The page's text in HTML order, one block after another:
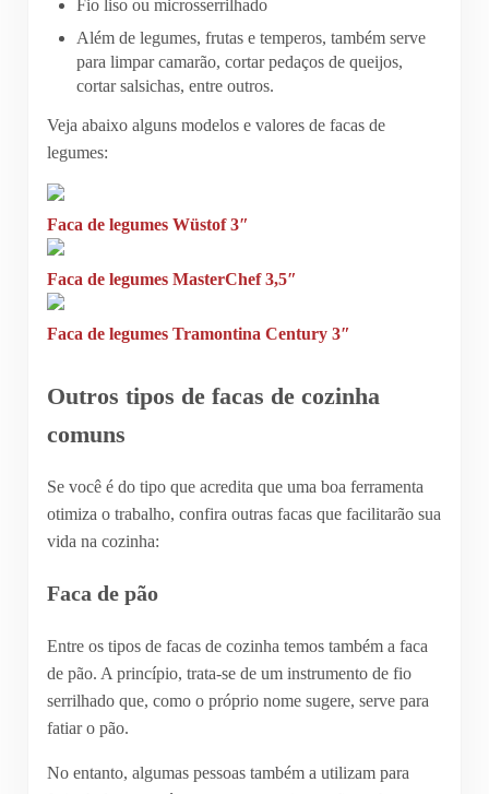
Fio liso ou microsserrilhado
Além de legumes, frutas e temperos, também serve
para limpar camarão, cortar pedaços de queijos,
cortar salsichas, entre outros.
Veja abaixo alguns modelos e valores de facas de
legumes:
Faca de legumes Wüstof 3″
Faca de legumes MasterChef 3,5″
Faca de legumes Tramontina Century 3″
Outros tipos de facas de cozinha
comuns
Se você é do tipo que acredita que uma boa ferramenta
otimiza o trabalho, confira outras facas que facilitarão sua
vida na cozinha:
Faca de pão
Entre os tipos de facas de cozinha temos também a faca
de pão. A princípio, trata-se de um instrumento de fio
serrilhado que, como o próprio nome sugere, serve para
fatiar o pão.
No entanto, algumas pessoas também a utilizam para